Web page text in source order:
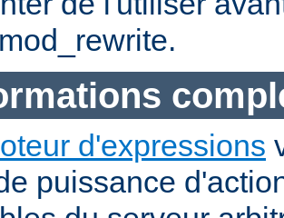
d'expressions
puissance